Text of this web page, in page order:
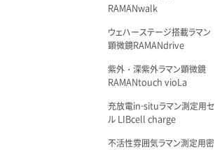
RAMANwalk
ウェハーステージ搭載ラマン
顕微鏡RAMANdrive
紫外・深紫外ラマン顕微鏡
RAMANtouch vioLa
充放電in-situラマン測定用セ
ル LIBcell charge
不活性雰囲気ラマン測定用密